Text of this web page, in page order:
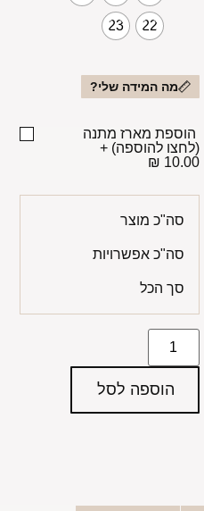
22
23
מה המידה שלי?
הוספת מארז מתנה
(לחצו להוספה) +
10.00 ₪
סה"כ מוצר
סה"כ אפשרויות
סך הכל
הוספה לסל